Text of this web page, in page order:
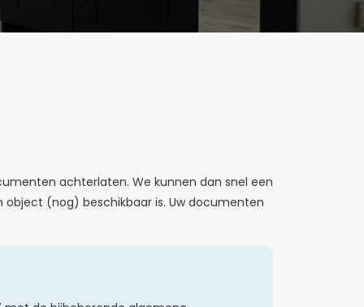
achterlaten. We kunnen dan snel een
(nog) beschikbaar is. Uw documenten